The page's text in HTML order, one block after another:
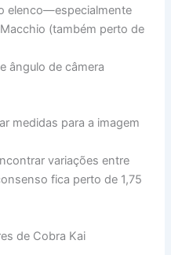
elenco—especialmente
(também perto de
ângulo de câmera
medidas para a imagem
variações entre
fica perto de 1,75
de Cobra Kai